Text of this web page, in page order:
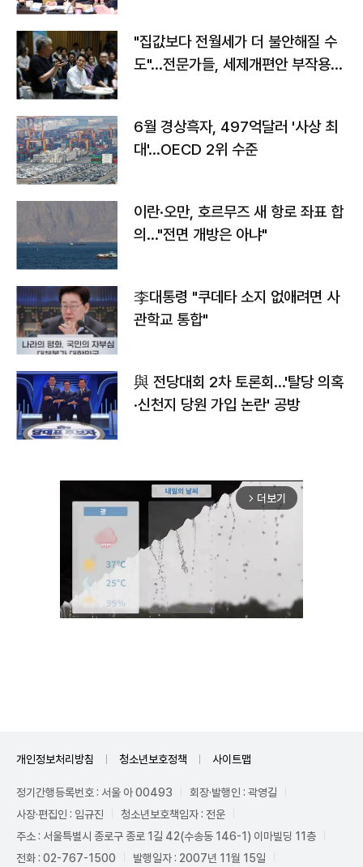
"집값보다 전월세가 더 불안해질 수
도"…전문가들, 세제개편안 부작용
6월 경상흑자, 497억달러 '사상 최
대'…OECD 2위 수준
이란·오만, 호르무즈 새 항로 좌표 합
의…"전면 개방은 아냐"
李대통령 "쿠데타 소지 없애려면 사
관학교 통합"
與 전당대회 2차 토론회…'탈당 의혹
·신천지 당원 가입 논란' 공방
arrow_forward_ios 더보기
개인정보처리방침 청소년보호정책 사이트맵
정기간행등록번호 : 서울 아 00493
회장·발행인 : 곽영길
사장·편집인 : 임규진
청소년보호책임자 : 전운
주소 : 서울특별시 종로구 종로 1길 42(수송동 146-1) 이마빌딩 11층
전화 : 02-767-1500
발행일자 : 2007년 11월 15일